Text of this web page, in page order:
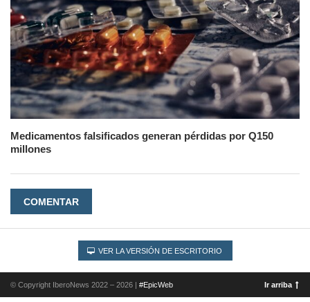
Medicamentos falsificados generan pérdidas por Q150
millones
COMENTAR
VER LA VERSIÓN DE ESCRITORIO
© Copyright IberoNews 2022 – 2026 | #EpicWeb Ir arriba